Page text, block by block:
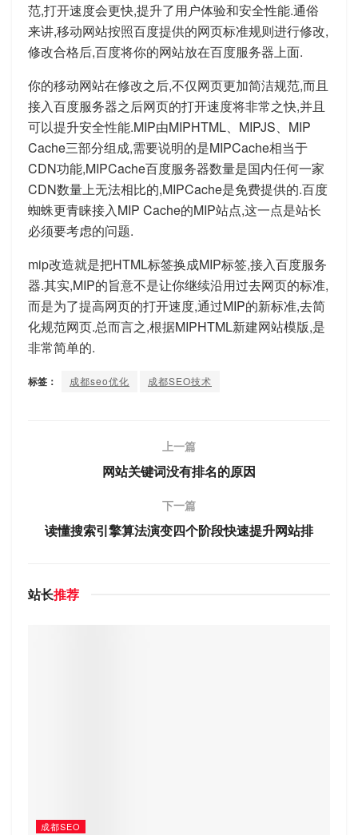
范,打开速度会更快,提升了用户体验和安全性能.通俗
来讲,移动网站按照百度提供的网页标准规则进行修改,
修改合格后,百度将你的网站放在百度服务器上面.
你的移动网站在修改之后,不仅网页更加简洁规范,而且
接入百度服务器之后网页的打开速度将非常之快,并且
可以提升安全性能.MIP由MIPHTML、MIPJS、MIP
Cache三部分组成,需要说明的是MIPCache相当于
CDN功能,MIPCache百度服务器数量是国内任何一家
CDN数量上无法相比的,MIPCache是免费提供的.百度
蜘蛛更青睐接入MIP Cache的MIP站点,这一点是站长
必须要考虑的问题.
mip改造就是把HTML标签换成MIP标签,接入百度服务
器.其实,MIP的旨意不是让你继续沿用过去网页的标准,
而是为了提高网页的打开速度,通过MIP的新标准,去简
化规范网页.总而言之,根据MIPHTML新建网站模版,是
非常简单的.
标签： 成都seo优化 成都SEO技术
上一篇
网站关键词没有排名的原因
下一篇
读懂搜索引擎算法演变四个阶段快速提升网站排
站长推荐
成都SEO